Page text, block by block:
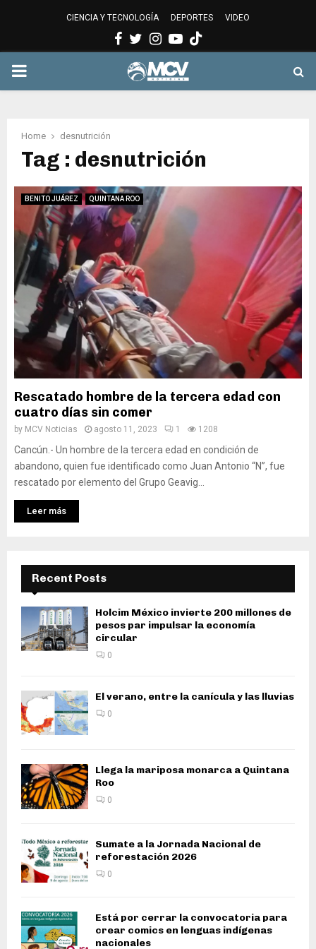
CIENCIA Y TECNOLOGÍA DEPORTES VIDEO
Facebook
Twitter
Instagram
Youtube
PRIMARY
Home desnutrición
Tag : desnutrición
BENITO JUÁREZ QUINTANA ROO
Rescatado hombre de la tercera edad con
cuatro días sin comer
by MCV Noticias agosto 11, 2023 1 1208
Cancún.- Un hombre de la tercera edad en condición de
abandono, quien fue identificado como Juan Antonio “N”, fue
rescatado por elemento del Grupo Geavig...
Leer más
Recent Posts
Holcim México invierte 200 millones de
pesos par impulsar la economía
circular
0
El verano, entre la canícula y las lluvias
0
Llega la mariposa monarca a Quintana
Roo
0
Sumate a la Jornada Nacional de
reforestación 2026
0
Está por cerrar la convocatoria para
crear comics en lenguas indígenas
nacionales